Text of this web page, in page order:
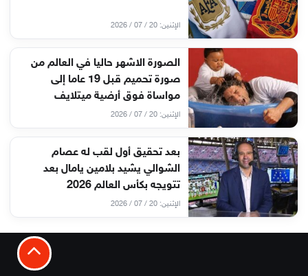
الإثنين: 20 / 07 / 2026
الصورة الاشهر حاليا في العالم من
صورة تحميم قبل 19 عاما إلى
مواساة فوق أرضية ميتلايف
الإثنين: 20 / 07 / 2026
بعد تحقيق أول لقب له عصام
الشوالي يشيد بلامين يامال بعد
تتويجه بكأس العالم 2026
الإثنين: 20 / 07 / 2026